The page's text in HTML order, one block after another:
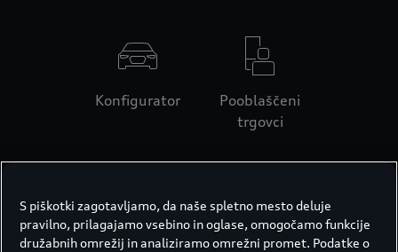
Konfigurator
Pooblaščeni
trgovci
S piškotki zagotavljamo, da naše spletno mesto deluje
pravilno, prilagajamo vsebino in oglase, omogočamo funkcije
družabnih omrežij in analiziramo omrežni promet. Podatke o